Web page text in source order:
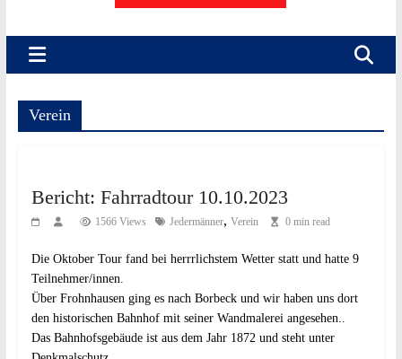
Verein
Bericht: Fahrradtour 10.10.2023
1566 Views Jedermänner, Verein 0 min read
Die Oktober Tour fand bei herrrlichstem Wetter statt und hatte 9
Teilnehmer/innen.
Über Frohnhausen ging es nach Borbeck und wir haben uns dort
den historischen Bahnhof mit seiner Wandmalerei angesehen..
Das Bahnhofsgebäude ist aus dem Jahr 1872 und steht unter